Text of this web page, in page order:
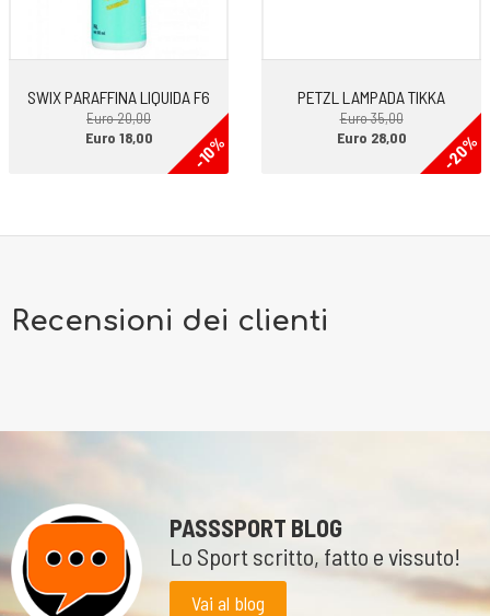
SWIX PARAFFINA LIQUIDA F6
Euro 20,00
-10%
Euro 18,00
PETZL LAMPADA TIKKA
Euro 35,00
-20%
Euro 28,00
Recensioni dei clienti
PASSSPORT BLOG
Lo Sport scritto, fatto e vissuto!
Vai al blog